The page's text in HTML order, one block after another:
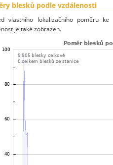
blesků podle vzdálenosti
vlastního lokalizačního poměru
je také zobrazen.